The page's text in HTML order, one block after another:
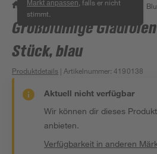
Markt anpassen , falls er nicht
stimmt.
/ Garten & Freizeit / Pflanzen
Großblumige
Stück, blau
Produktdetails | Artikelnummer:4190138
Aktuell nicht verfügbar
Wir können dir dieses
anbieten.
Verfügbarkeit in anderen